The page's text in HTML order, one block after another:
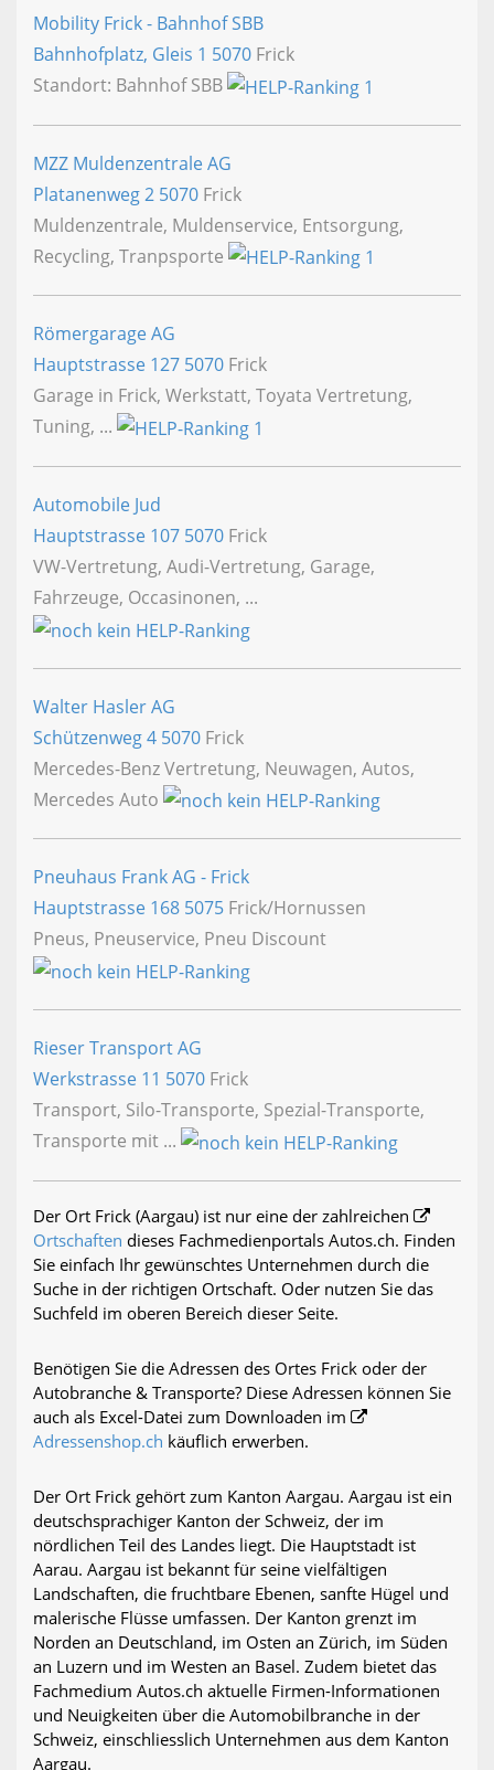
Mobility Frick - Bahnhof SBB
Bahnhofplatz, Gleis 1 5070 Frick
Standort: Bahnhof SBB
MZZ Muldenzentrale AG
Platanenweg 2 5070 Frick
Muldenzentrale, Muldenservice, Entsorgung,
Recycling, Tranpsporte
Römergarage AG
Hauptstrasse 127 5070 Frick
Garage in Frick, Werkstatt, Toyata Vertretung,
Tuning, ...
Automobile Jud
Hauptstrasse 107 5070 Frick
VW-Vertretung, Audi-Vertretung, Garage,
Fahrzeuge, Occasinonen, ...
Walter Hasler AG
Schützenweg 4 5070 Frick
Mercedes-Benz Vertretung, Neuwagen, Autos,
Mercedes Auto
Pneuhaus Frank AG - Frick
Hauptstrasse 168 5075 Frick/Hornussen
Pneus, Pneuservice, Pneu Discount
Rieser Transport AG
Werkstrasse 11 5070 Frick
Transport, Silo-Transporte, Spezial-Transporte,
Transporte mit ...
Der Ort Frick (Aargau) ist nur eine der zahlreichen
Ortschaften dieses Fachmedienportals Autos.ch. Finden
Sie einfach Ihr gewünschtes Unternehmen durch die
Suche in der richtigen Ortschaft. Oder nutzen Sie das
Suchfeld im oberen Bereich dieser Seite.
Benötigen Sie die Adressen des Ortes Frick oder der
Autobranche & Transporte? Diese Adressen können Sie
auch als Excel-Datei zum Downloaden im
Adressenshop.ch käuflich erwerben.
Der Ort Frick gehört zum Kanton Aargau. Aargau ist ein
deutschsprachiger Kanton der Schweiz, der im
nördlichen Teil des Landes liegt. Die Hauptstadt ist
Aarau. Aargau ist bekannt für seine vielfältigen
Landschaften, die fruchtbare Ebenen, sanfte Hügel und
malerische Flüsse umfassen. Der Kanton grenzt im
Norden an Deutschland, im Osten an Zürich, im Süden
an Luzern und im Westen an Basel. Zudem bietet das
Fachmedium Autos.ch aktuelle Firmen-Informationen
und Neuigkeiten über die Automobilbranche in der
Schweiz, einschliesslich Unternehmen aus dem Kanton
Aargau.